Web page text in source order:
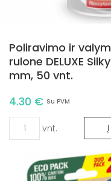
Poliravimo ir
rulone DELUXE
mm, 50 vnt.
4.30 € Su PVM
vnt. Į